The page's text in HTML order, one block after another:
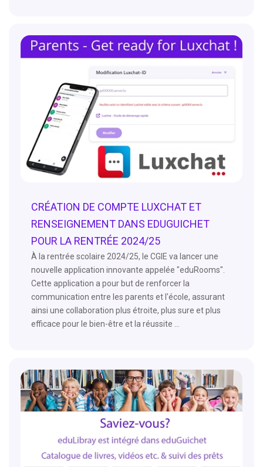
CRÉATION DE COMPTE LUXCHAT ET
RENSEIGNEMENT DANS EDUGUICHET
POUR LA RENTRÉE 2024/25
À la rentrée scolaire 2024/25, le CGIE va lancer une
nouvelle application innovante appelée "eduRooms".
Cette application a pour but de renforcer la
communication entre les parents et l'école, assurant
ainsi une collaboration plus étroite, plus sure et plus
efficace pour le bien-être et la réussite ...